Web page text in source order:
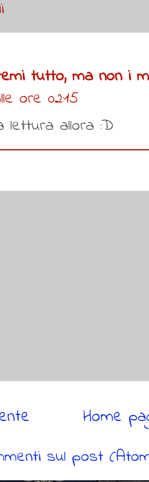
tutto, ma non i
ore 02:15
lettura allora :D
Home
sul post